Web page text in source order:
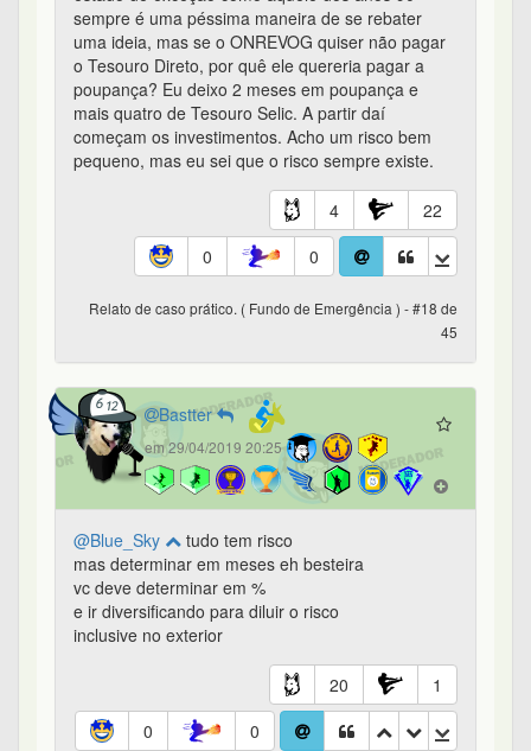
sempre é uma péssima maneira de se rebater
uma ideia, mas se o ONREVOG quiser não pagar
o Tesouro Direto, por quê ele quereria pagar a
poupança? Eu deixo 2 meses em poupança e
mais quatro de Tesouro Selic. A partir daí
começam os investimentos. Acho um risco bem
pequeno, mas eu sei que o risco sempre existe.
4
22
0
0
Relato de caso prático. ( Fundo de Emergência ) - #18 de
45
Bastter
em 29/04/2019 20:25
@Blue_Sky
tudo tem risco
mas determinar em meses eh besteira
vc deve determinar em %
e ir diversificando para diluir o risco
inclusive no exterior
20
1
0
0